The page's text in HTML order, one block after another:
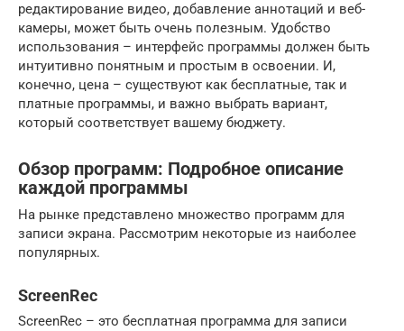
редактирование видео, добавление аннотаций и веб-
камеры, может быть очень полезным. Удобство
использования – интерфейс программы должен быть
интуитивно понятным и простым в освоении. И,
конечно, цена – существуют как бесплатные, так и
платные программы, и важно выбрать вариант,
который соответствует вашему бюджету.
Обзор программ: Подробное описание
каждой программы
На рынке представлено множество программ для
записи экрана. Рассмотрим некоторые из наиболее
популярных.
ScreenRec
ScreenRec – это бесплатная программа для записи